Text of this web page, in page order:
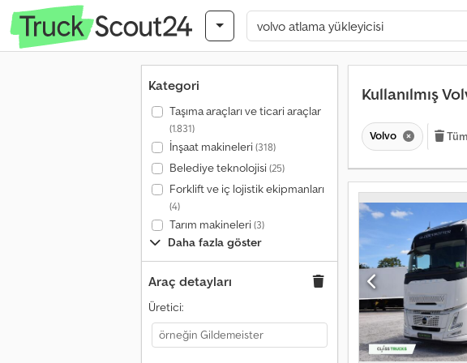
Kategori
Taşıma araçları ve ticari araçlar
(1.831)
İnşaat makineleri(318)
Belediye teknolojisi(25)
Forklift ve iç lojistik ekipmanları
(4)
Tarım makineleri(3)
Daha fazla göster
Araç detayları
Üretici:
Kullanılmış
Volvo